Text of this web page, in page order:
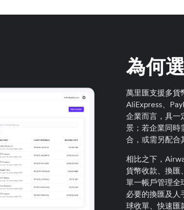
為何
萬里匯支援多貨
AliExpress、
企業而言，具一
景；若企業同時
合，或需另配合
相比之下，
貨幣收款、換匯
單一帳戶管理全
必要的換匯及人
球收單、快速匯